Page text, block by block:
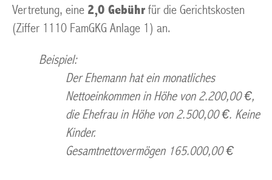
Vertretung, eine 2,0 Gebühr für die Gerichtskosten
(Ziffer 1110 FamGKG Anlage 1) an.
Beispiel:
Der Ehemann hat ein monatliches
Nettoeinkommen in Höhe von 2.200,00 €,
die Ehefrau in Höhe von 2.500,00 €. Keine
Kinder.
Gesamtnettovermögen 165.000,00 €